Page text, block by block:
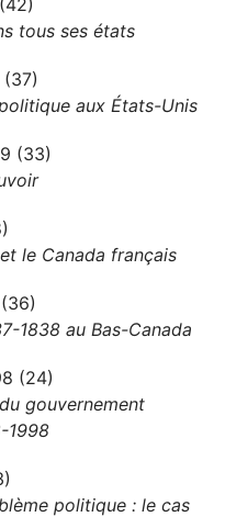
tous ses états
aux États-Unis
(33)
le Canada français
1838 au Bas-Canada
(24)
gouvernement
1998
politique : le cas